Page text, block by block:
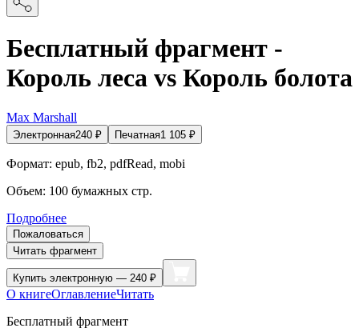
Бесплатный фрагмент -
Король леса vs Король болота
Max Marshall
Электронная240 ₽ Печатная1 105 ₽
Формат: epub, fb2, pdfRead, mobi
Объем: 100 бумажных стр.
Подробнее
Пожаловаться
Читать фрагмент
Купить электронную — 240 ₽
О книгеОглавлениеЧитать
Бесплатный фрагмент